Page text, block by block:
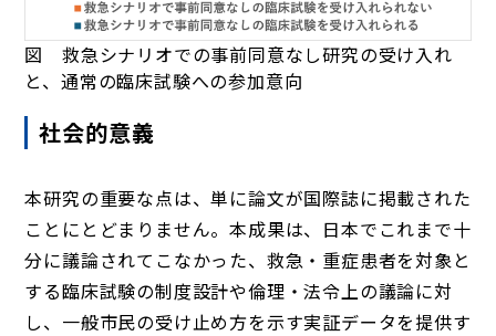
図 救急シナリオでの事前同意なし研究の受け入れ
と、通常の臨床試験への参加意向
社会的意義
本研究の重要な点は、単に論文が国際誌に掲載された
ことにとどまりません。本成果は、日本でこれまで十
分に議論されてこなかった、救急・重症患者を対象と
する臨床試験の制度設計や倫理・法令上の議論に対
し、一般市民の受け止め方を示す実証データを提供す